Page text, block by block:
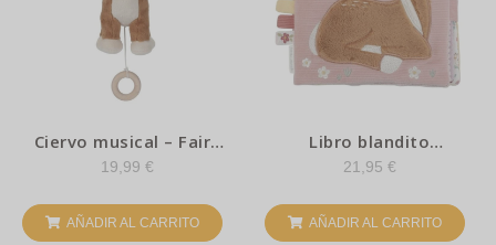
Ciervo musical – Fairy
garden – Little dutch
19,99 €
AÑADIR AL CARRITO
Libro blandito
actividades Fairy
garden – Little Dutch
21,95 €
AÑADIR AL CARRITO